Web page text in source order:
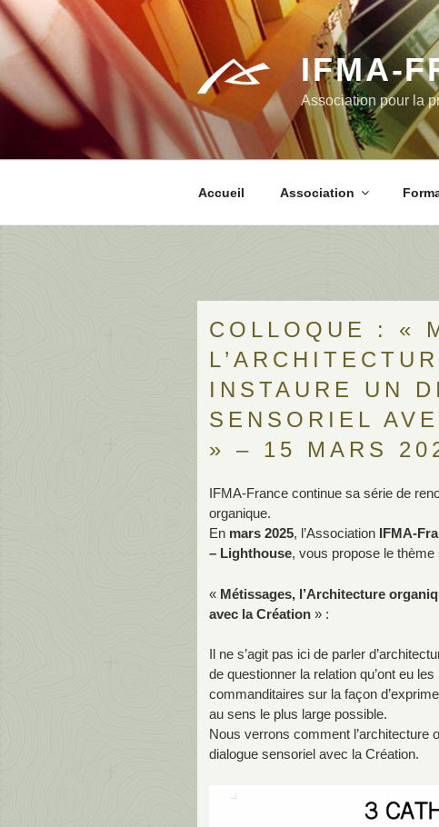
Aller
au
contenu
principal
IFMA-
Association pour la
Accueil Association
COLLOQUE : «
INSTAURE UN
SENSORIEL
» – 15 MARS
IFMA-France continue sa série de
organique.
En mars 2025, l’Association IFMA-
– Lighthouse, vous propose le thème
« Métissages, l’Architecture
avec la Création » :
Il ne s’agit pas ici de parler
de questionner la relation qu’ont eu
commanditaires sur la façon
au sens le plus large possible.
Nous verrons comment l’architecture
dialogue sensoriel avec la Création.